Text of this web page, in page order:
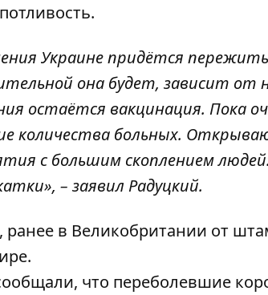
Украине придётся
она будет, зависит
остаётся вакцинация. Пока
количества больных.
с большим скоплением
– заявил Радуцкий.
в Великобритании от
что переболевшие